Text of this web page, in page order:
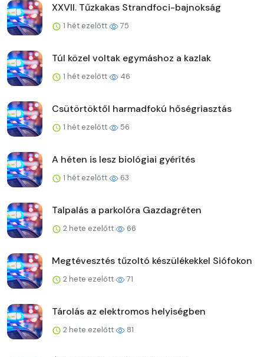
XXVII. Tűzkakas Strandfoci-bajnokság
1 hét ezelőtt 75
Túl közel voltak egymáshoz a kazlak
1 hét ezelőtt 46
Csütörtöktől harmadfokú hőségriasztás
1 hét ezelőtt 56
A héten is lesz biológiai gyérítés
1 hét ezelőtt 63
Talpalás a parkolóra Gazdagréten
2 hete ezelőtt 66
Megtévesztés tűzoltó készülékekkel Siófokon
2 hete ezelőtt 71
Tárolás az elektromos helyiségben
2 hete ezelőtt 81